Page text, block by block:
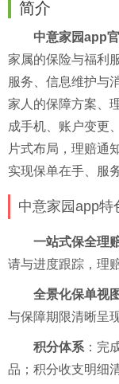
简介
中意家园app
家属的保险与福利
服务、信息维护与
家人的保障方案、
成手机、账户变更
片式布局，理赔通
实现保单在手、服
中意家园app特
一站式保全理
请与进度跟踪，理
全景化保单视
与保障期限清晰呈现
积分体系 ：完
品；积分收支明细